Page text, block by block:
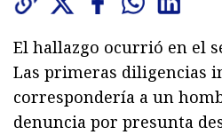
El hallazgo ocurrió en el
Las primeras diligencias
correspondería a un
denuncia por presunta